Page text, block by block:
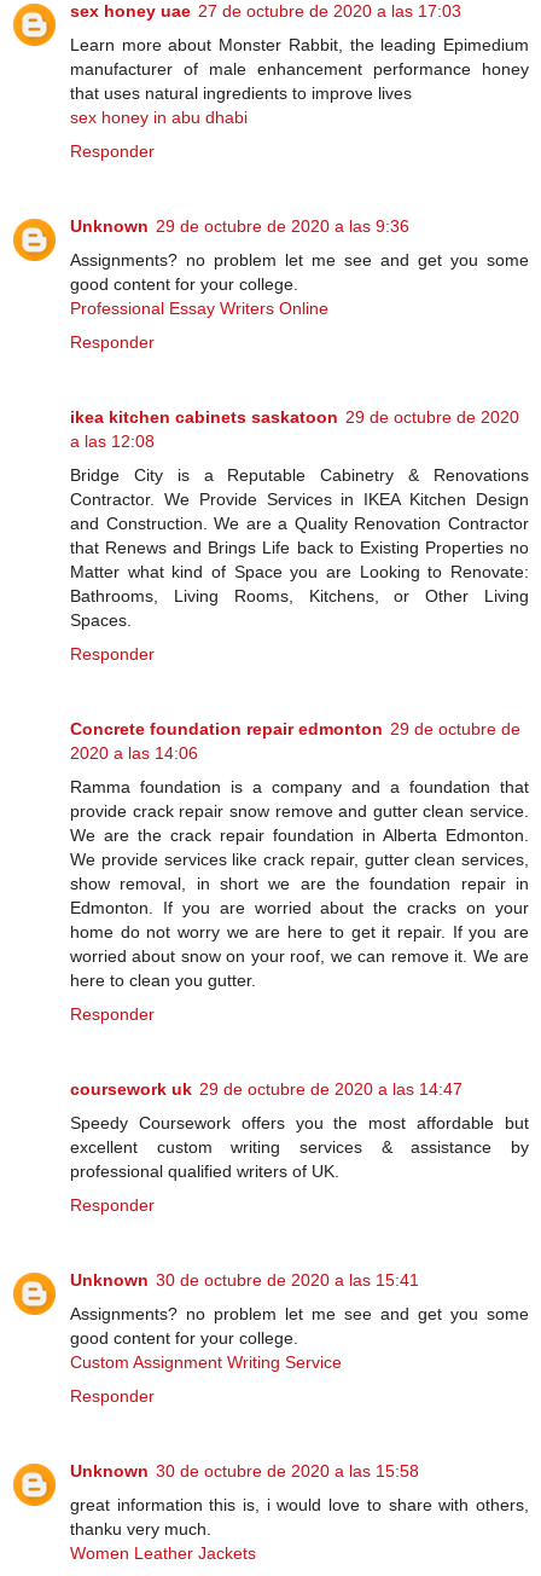
sex honey uae 27 de octubre de 2020 a las 17:03
Learn more about Monster Rabbit, the leading Epimedium
manufacturer of male enhancement performance honey
that uses natural ingredients to improve lives
sex honey in abu dhabi
Responder
Unknown 29 de octubre de 2020 a las 9:36
Assignments? no problem let me see and get you some
good content for your college.
Professional Essay Writers Online
Responder
ikea kitchen cabinets saskatoon 29 de octubre de 2020
a las 12:08
Bridge City is a Reputable Cabinetry & Renovations
Contractor. We Provide Services in IKEA Kitchen Design
and Construction. We are a Quality Renovation Contractor
that Renews and Brings Life back to Existing Properties no
Matter what kind of Space you are Looking to Renovate:
Bathrooms, Living Rooms, Kitchens, or Other Living
Spaces.
Responder
Concrete foundation repair edmonton 29 de octubre de
2020 a las 14:06
Ramma foundation is a company and a foundation that
provide crack repair snow remove and gutter clean service.
We are the crack repair foundation in Alberta Edmonton.
We provide services like crack repair, gutter clean services,
show removal, in short we are the foundation repair in
Edmonton. If you are worried about the cracks on your
home do not worry we are here to get it repair. If you are
worried about snow on your roof, we can remove it. We are
here to clean you gutter.
Responder
coursework uk 29 de octubre de 2020 a las 14:47
Speedy Coursework offers you the most affordable but
excellent custom writing services & assistance by
professional qualified writers of UK.
Responder
Unknown 30 de octubre de 2020 a las 15:41
Assignments? no problem let me see and get you some
good content for your college.
Custom Assignment Writing Service
Responder
Unknown 30 de octubre de 2020 a las 15:58
great information this is, i would love to share with others,
thanku very much.
Women Leather Jackets